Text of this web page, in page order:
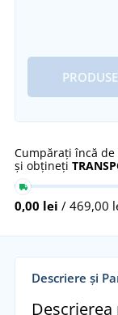
Cumpărați încă de
și obțineți
0,00 lei / 469,00
Descriere și